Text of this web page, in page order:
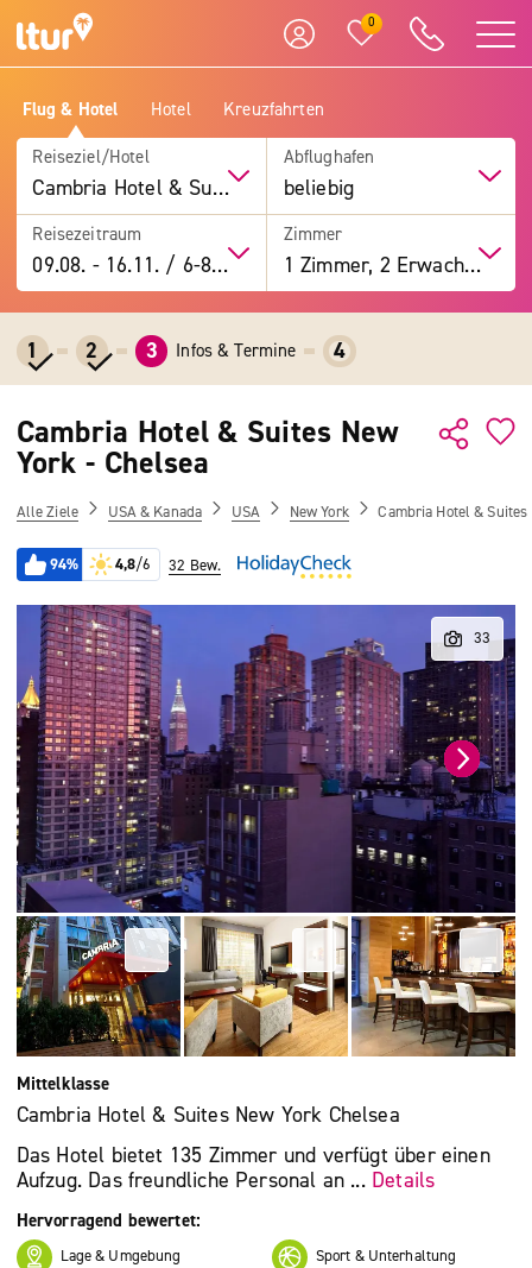
0
Flug & Hotel Hotel Kreuzfahrten
Reiseziel/Hotel
Cambria Hotel & Suites New York - Chelsea
Abflughafen
beliebig
Reisezeitraum
09.08. -16.11. / 6-8 Tage
Zimmer
1 Zimmer, 2 Erwachsene
1 2 3 Infos & Termine 4
Cambria Hotel & Suites New
York - Chelsea
Alle Ziele USA & Kanada USA New York Cambria Hotel & Suites
94% 4,8/6 32 Bew.
Mittelklasse
Cambria Hotel & Suites New York Chelsea
Das Hotel bietet 135 Zimmer und verfügt über einen
Aufzug. Das freundliche Personal an ... Details
Hervorragend bewertet:
Lage & Umgebung Sport & Unterhaltung